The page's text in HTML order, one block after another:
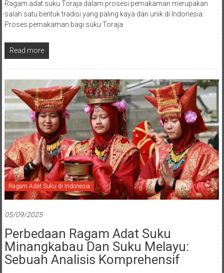
Ragam adat suku Toraja dalam prosesi pemakaman merupakan
salah satu bentuk tradisi yang paling kaya dan unik di Indonesia.
Proses pemakaman bagi suku Toraja
Read more
Ragam Adat Suku di Indonesia
05/09/2025
Perbedaan Ragam Adat Suku
Minangkabau Dan Suku Melayu:
Sebuah Analisis Komprehensif